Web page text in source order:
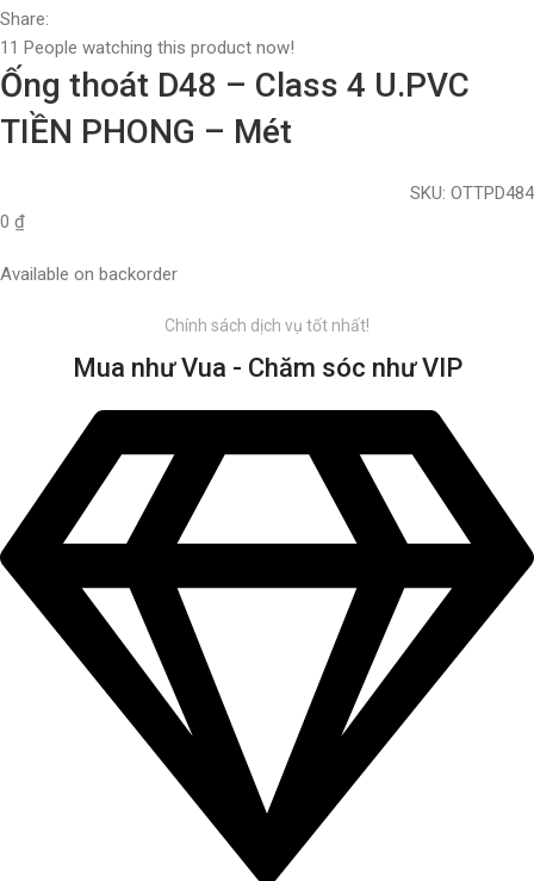
Share:
11 People watching this product now!
Ống thoát D48 – Class 4 U.PVC
TIỀN PHONG – Mét
SKU: OTTPD484
0 ₫
Available on backorder
Chính sách dịch vụ tốt nhất!
Mua như Vua - Chăm sóc như VIP